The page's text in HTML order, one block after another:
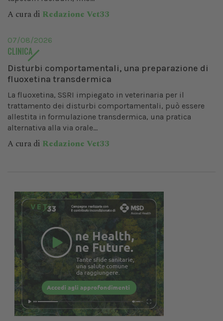
A cura di Redazione Vet33
07/08/2026
CLINICA
Disturbi comportamentali, una preparazione di
fluoxetina transdermica
La fluoxetina, SSRI impiegato in veterinaria per il
trattamento dei disturbi comportamentali, può essere
allestita in formulazione transdermica, una pratica
alternativa alla via orale...
A cura di Redazione Vet33